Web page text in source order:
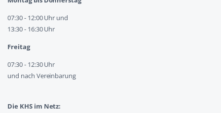
07:30 - 12:00 Uhr und
13:30 - 16:30 Uhr
Freitag
07:30 - 12:30 Uhr
und nach Vereinbarung
Die KHS im Netz: